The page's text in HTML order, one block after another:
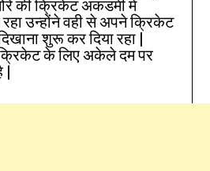
की क्रिकेट अकडमी में
रहा उन्होंने वही से अपने क्रिकेट
शुरू कर दिया रहा |
के लिए अकेले दम पर
|